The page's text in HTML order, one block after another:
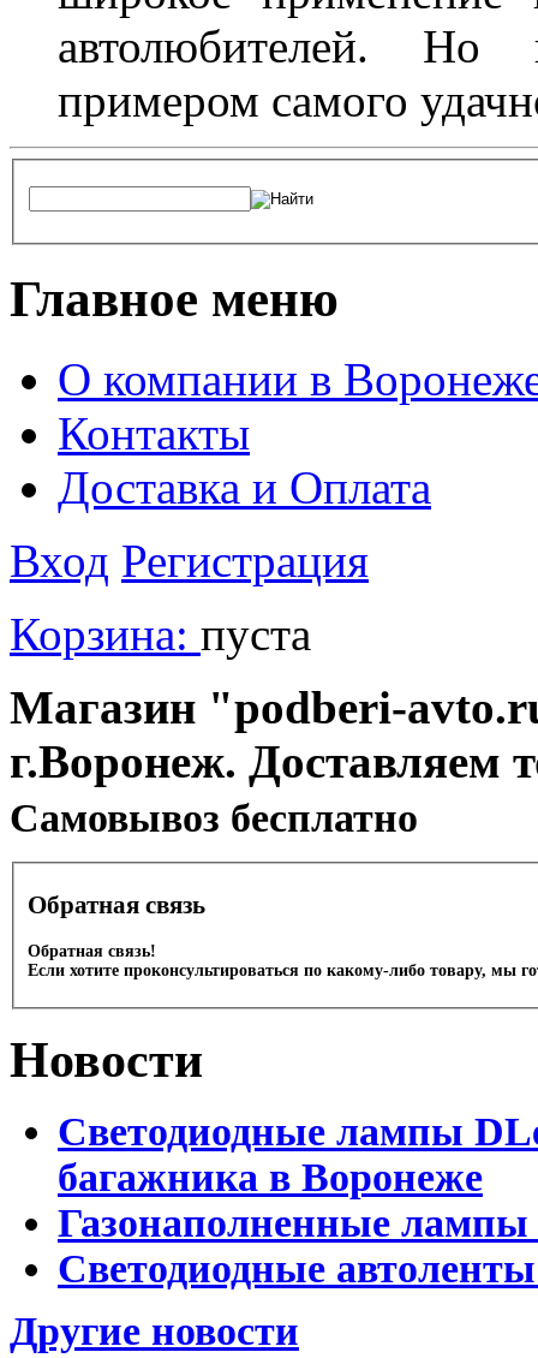
автолюбителей. Но
примером самого
Главное меню
О компании в
Контакты
Доставка и Оплата
Вход Регистрация
Корзина: пуста
Магазин "podberi-
г.Воронеж. Доставляем
Cамовывоз бесплатно
Обратная связь
Обратная связь!
Если хотите проконсультироваться по какому-либо товару, мы
Новости
Светодиодные лампы
багажника в Воронеже
Газонаполненные
Светодиодные
Другие новости